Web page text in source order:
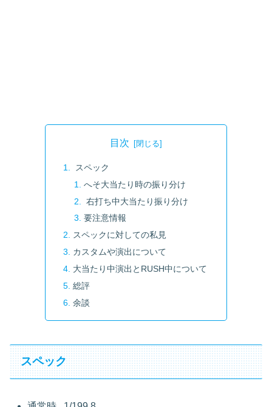
目次
スペック
へそ大当たり時の振り分け
右打ち中大当たり振り分け
要注意情報
スペックに対しての私見
カスタムや演出について
大当たり中演出とRUSH中について
総評
余談
スペック